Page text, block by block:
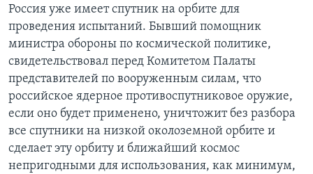
Россия уже имеет спутник на орбите для
проведения испытаний. Бывший помощник
министра обороны по космической политике,
свидетельствовал перед Комитетом Палаты
представителей по вооруженным силам, что
российское ядерное противоспутниковое оружие,
если оно будет применено, уничтожит без разбора
все спутники на низкой околоземной орбите и
сделает эту орбиту и ближайший космос
непригодными для использования, как минимум,